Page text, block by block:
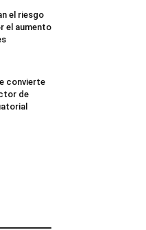
el riesgo
el aumento
convierte
de